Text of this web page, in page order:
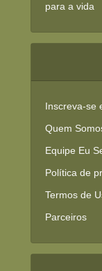
para a vida
Inscreva-se
Quem
Equipe Eu
Política de
Termos de
Parceiros